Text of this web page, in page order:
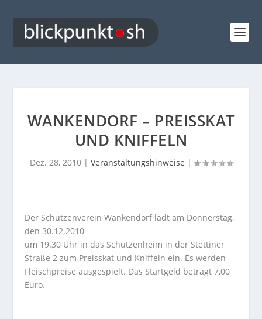
WANKENDORF – PREISSKAT
UND KNIFFELN
Dez. 28, 2010| Veranstaltungshinweise |
Der Schützenverein Wankendorf lädt am Donnerstag,
den 30.12.2010
um 19.30 Uhr in das Schützenheim in der Stettiner
Straße 2 zum Preisskat und Kniffeln ein. Es werden
Fleischpreise ausgespielt. Das Startgeld beträgt 7,00
Euro.